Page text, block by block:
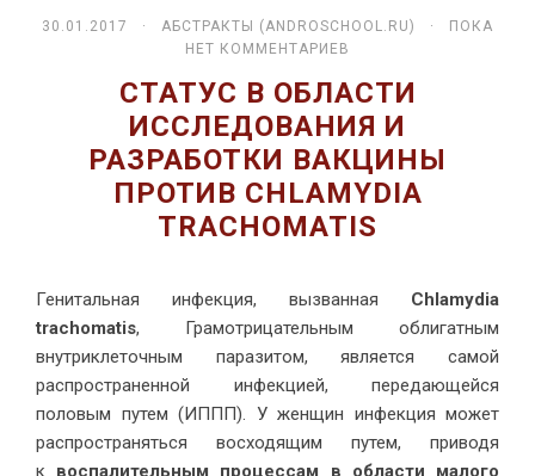
30.01.2017 · АБСТРАКТЫ (ANDROSCHOOL.RU)
· ПОКА
НЕТ КОММЕНТАРИЕВ
СТАТУС В ОБЛАСТИ
ИССЛЕДОВАНИЯ И
РАЗРАБОТКИ ВАКЦИНЫ
ПРОТИВ CHLAMYDIA
TRACHOMATIS
Генитальная инфекция, вызванная Chlamydia
trachomatis, Грамотрицательным облигатным
внутриклеточным паразитом, является самой
распространенной инфекцией, передающейся
половым путем (ИППП). У женщин инфекция может
распространяться восходящим путем, приводя
к воспалительным процессам в области малого